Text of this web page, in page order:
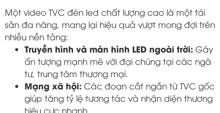
Một video TVC đèn led chất lượng cao là một tài
sản đa năng, mang lại hiệu quả vượt mong đợi trên
nhiều nền tảng:
Truyền hình và màn hình LED ngoài trời: Gây
ấn tượng mạnh mẽ với đại chúng tại các ngã
tư, trung tâm thương mại.
Mạng xã hội: Các đoạn cắt ngắn từ TVC gốc
giúp tăng tỷ lệ tương tác và nhận diện thương
hiệu cực nhanh.